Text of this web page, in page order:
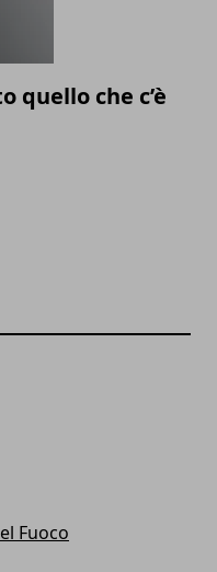
quello che c’è
Fuoco